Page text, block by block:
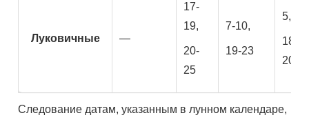
Луковичные —
17-
19,
20-
25
7-10,
19-23
5, 6,
18-
20
Следование датам, указанным в лунном календаре,